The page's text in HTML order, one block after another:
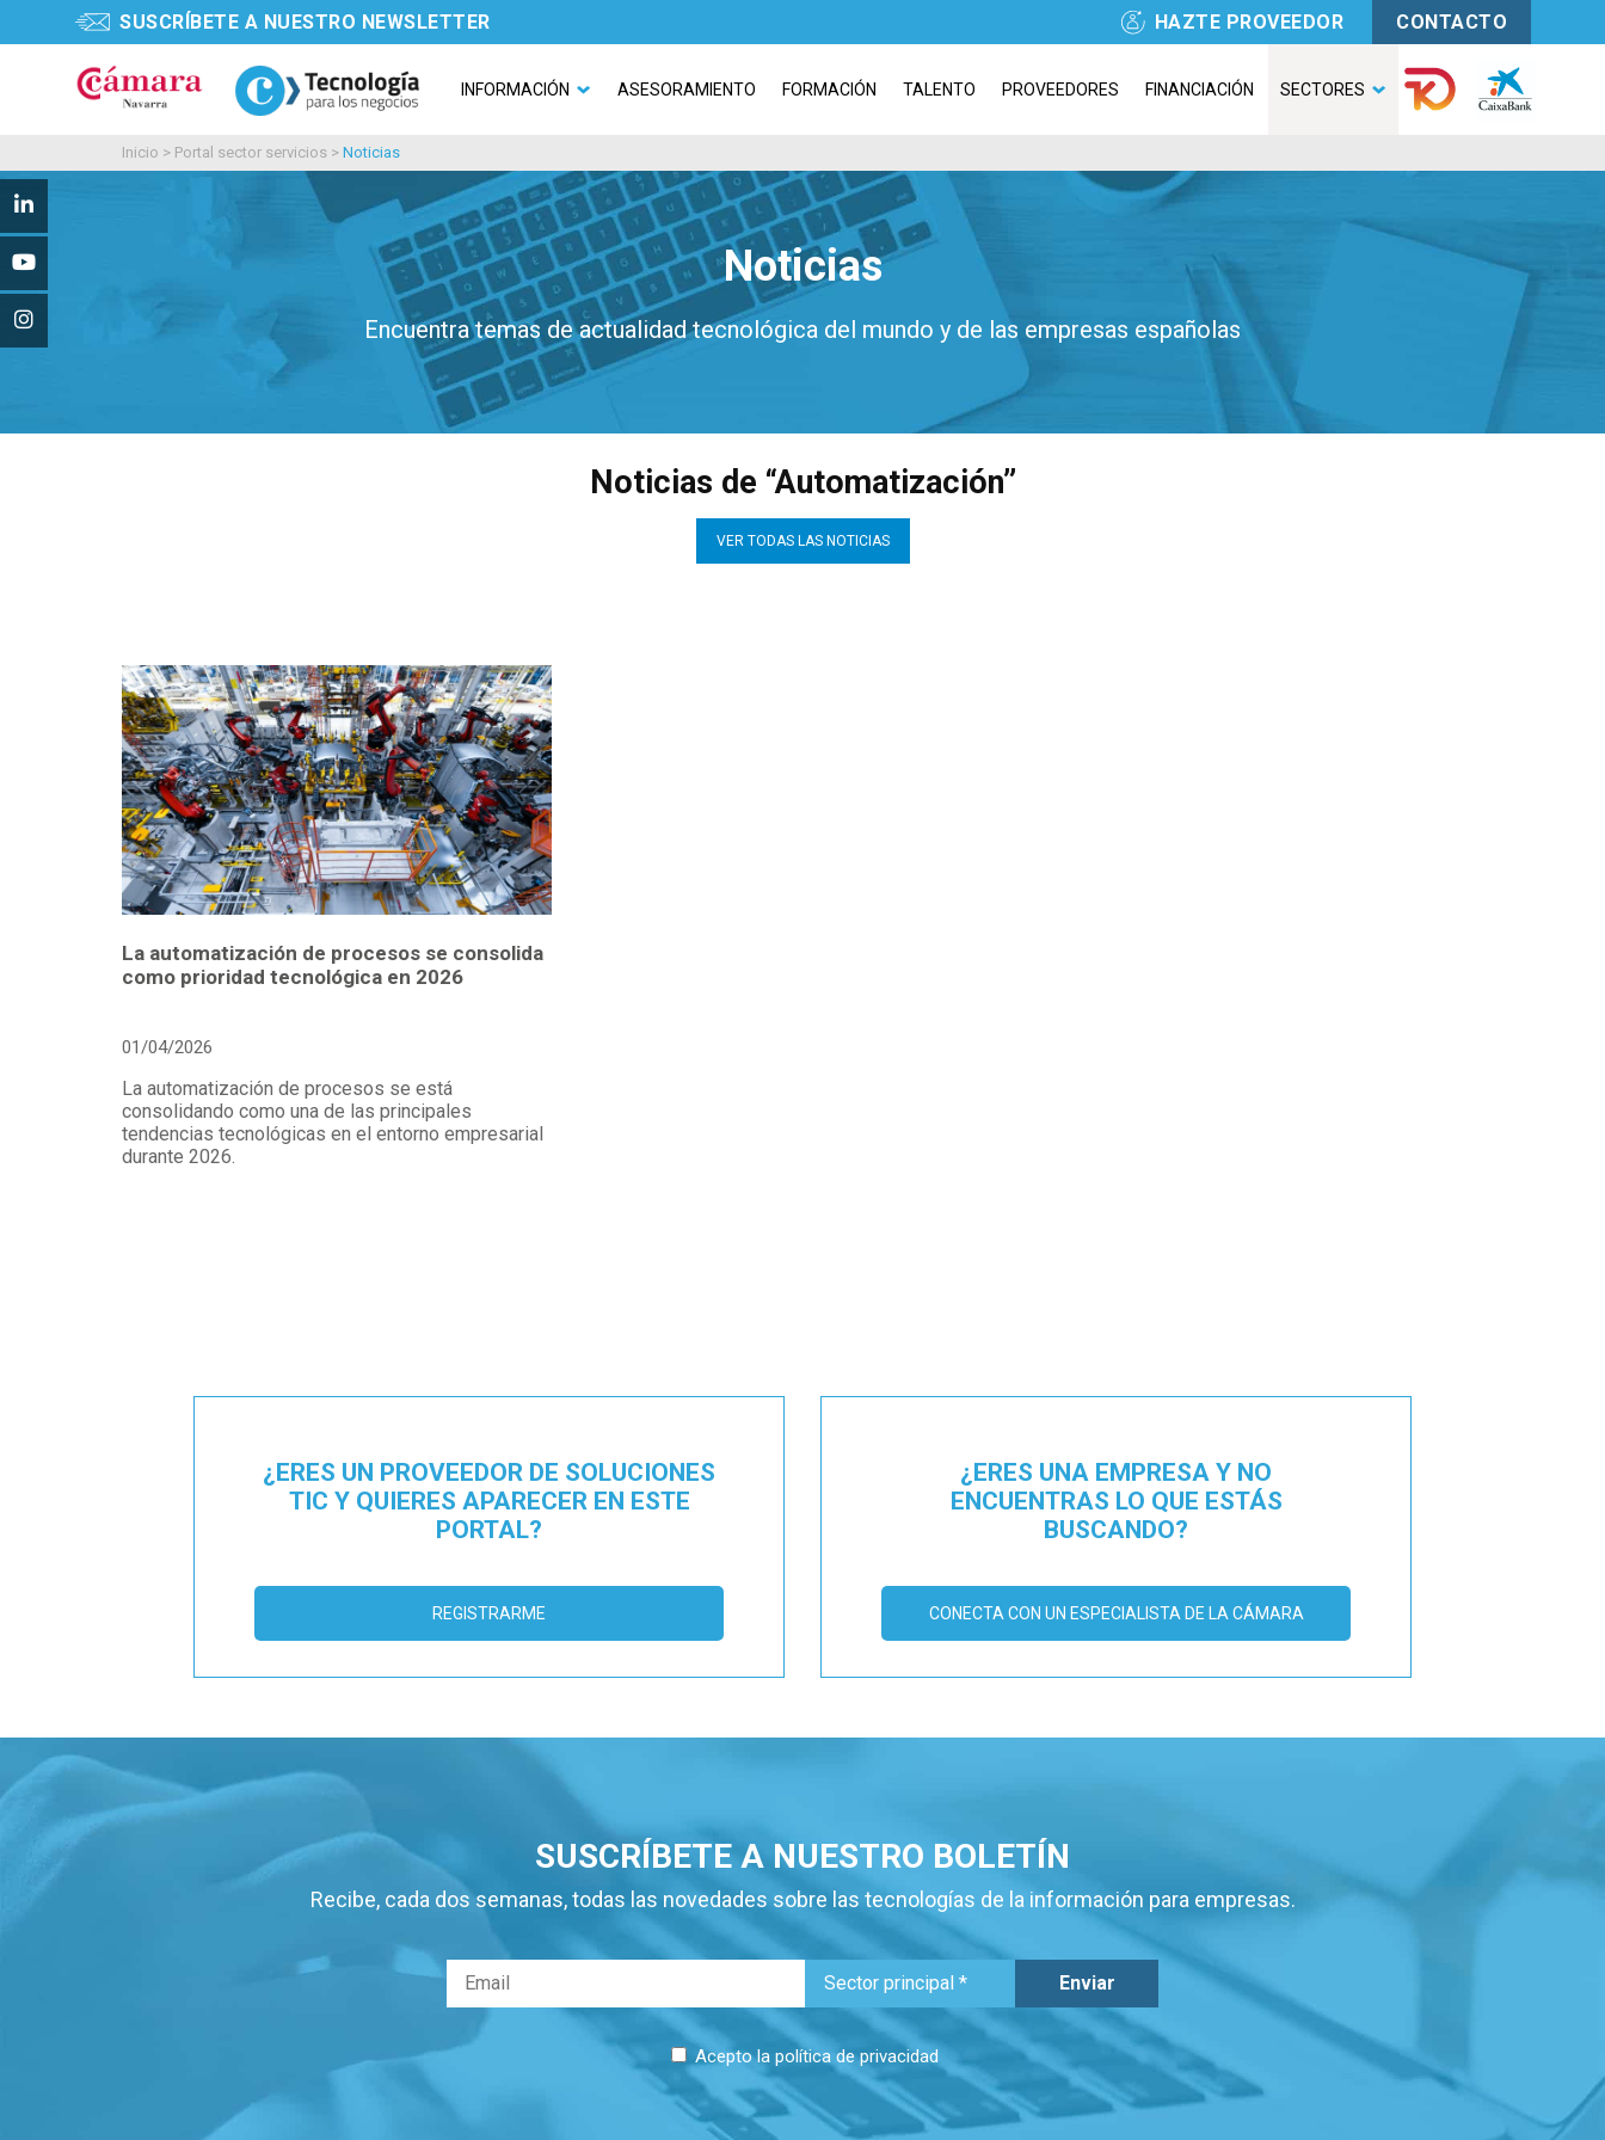
SUSCRÍBETE A NUESTRO NEWSLETTER HAZTE PROVEEDOR CONTACTO
INFORMACIÓN ASESORAMIENTO FORMACIÓN TALENTO PROVEEDORES FINANCIACIÓN SECTORES
Inicio > Portal sector servicios > Noticias
Noticias
Encuentra temas de actualidad tecnológica del mundo y de las empresas españolas
Noticias de “Automatización”
VER TODAS LAS NOTICIAS
La automatización de procesos se consolida
como prioridad tecnológica en 2026
01/04/2026
La automatización de procesos se está
consolidando como una de las principales
tendencias tecnológicas en el entorno empresarial
durante 2026.
¿ERES UN PROVEEDOR DE SOLUCIONES
TIC Y QUIERES APARECER EN ESTE
PORTAL?
REGISTRARME
¿ERES UNA EMPRESA Y NO
ENCUENTRAS LO QUE ESTÁS
BUSCANDO?
CONECTA CON UN ESPECIALISTA DE LA CÁMARA
SUSCRÍBETE A NUESTRO BOLETÍN
Recibe, cada dos semanas, todas las novedades sobre las tecnologías de la información para empresas.
Acepto la política de privacidad